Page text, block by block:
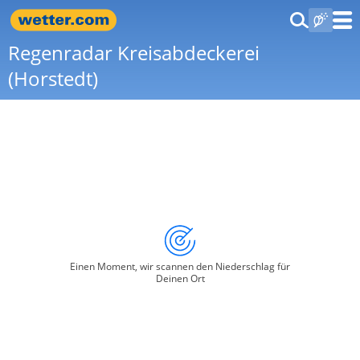
Regenradar Kreisabdeckerei
(Horstedt)
Einen Moment, wir scannen den Niederschlag für
Deinen Ort